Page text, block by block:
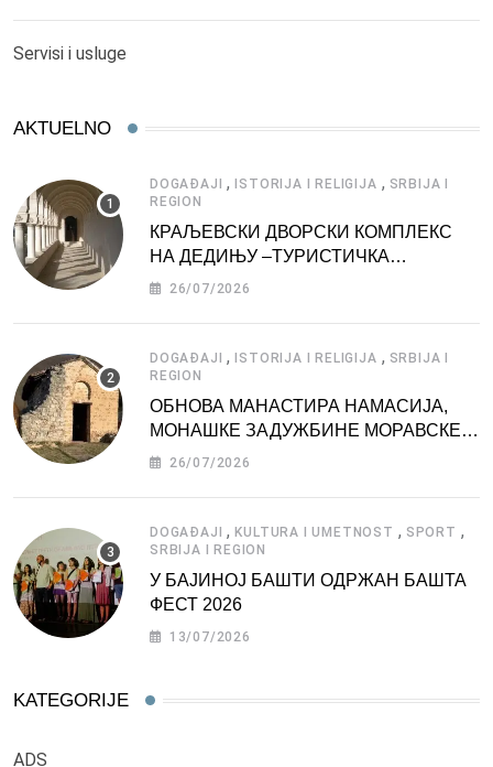
Servisi i usluge
AKTUELNO
DOGAĐAJI , ISTORIJA I RELIGIJA , SRBIJA I
REGION
КРАЉЕВСКИ ДВОРСКИ КОМПЛЕКС
НА ДЕДИЊУ –ТУРИСТИЧКА
АТРАКЦИЈА
26/07/2026
DOGAĐAJI , ISTORIJA I RELIGIJA , SRBIJA I
REGION
ОБНОВА МАНАСТИРА НАМАСИЈА,
МОНАШКЕ ЗАДУЖБИНЕ МОРАВСКЕ
СРБИЈЕ
26/07/2026
DOGAĐAJI ,KULTURA I UMETNOST , SPORT ,
SRBIJA I REGION
У БАЈИНОЈ БАШТИ ОДРЖАН БАШТА
ФЕСТ 2026
13/07/2026
KATEGORIJE
ADS